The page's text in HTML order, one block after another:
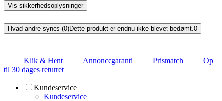
Vis sikkerhedsoplysninger
Hvad andre synes (0)Dette produkt er endnu ikke blevet bedømt.0
Klik & Hent Annoncegaranti Prismatch
Op
til 30 dages returret
Kundeservice
Kundeservice